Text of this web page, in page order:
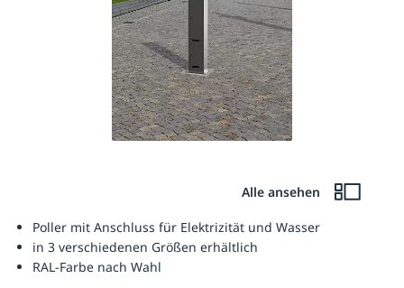
Alle ansehen
Poller mit Anschluss für Elektrizität und Wasser
in 3 verschiedenen Größen erhältlich
RAL-Farbe nach Wahl